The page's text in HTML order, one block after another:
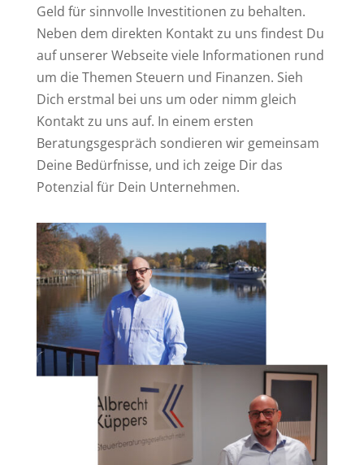
Geld für sinnvolle Investitionen zu behalten.
Neben dem direkten Kontakt zu uns findest Du
auf unserer Webseite viele Informationen rund
um die Themen Steuern und Finanzen. Sieh
Dich erstmal bei uns um oder nimm gleich
Kontakt zu uns auf. In einem ersten
Beratungsgespräch sondieren wir gemeinsam
Deine Bedürfnisse, und ich zeige Dir das
Potenzial für Dein Unternehmen.